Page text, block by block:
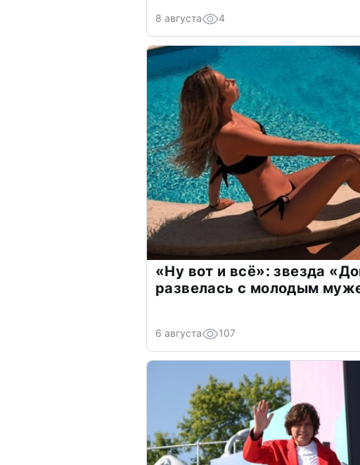
8 августа 4
«Ну вот и всё»: звезда
развелась с молодым
6 августа 107